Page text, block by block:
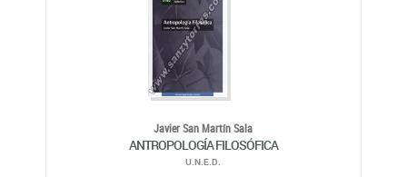
Javier San Martín Sala
ANTROPOLOGÍA FILOSÓFICA
U.N.E.D.